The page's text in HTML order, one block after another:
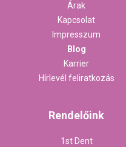
Árak
Kapcsolat
Impresszum
Blog
Karrier
Hírlevél feliratkozás
Rendelőink
1st Dent